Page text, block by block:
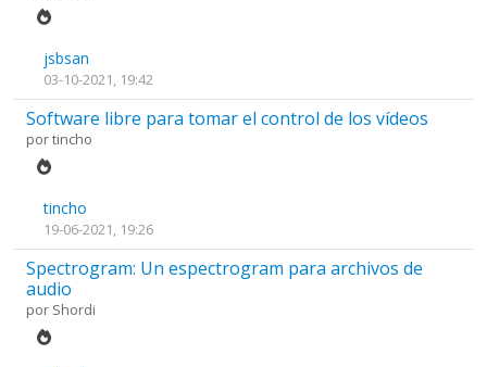
jsbsan
03-10-2021, 19:42
Software libre para tomar el control de los vídeos
portincho
tincho
19-06-2021, 19:26
Spectrogram: Un espectrogram para archivos de
audio
por Shordi